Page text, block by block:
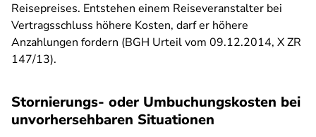
Reisepreises. Entstehen einem Reiseveranstalter bei
Vertragsschluss höhere Kosten, darf er höhere
Anzahlungen fordern (BGH Urteil vom 09.12.2014, X ZR
147/13).
Stornierungs- oder Umbuchungskosten bei
unvorhersehbaren Situationen